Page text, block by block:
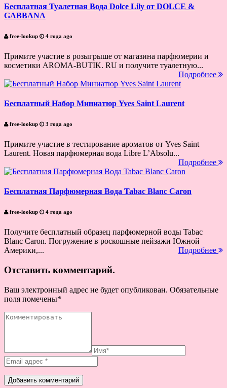
Бесплатная Туалетная Вода Dolce Lily от DOLCE &
GABBANA
free-lookup 4 года ago
Примите участие в розыгрыше от магазина парфюмерии и
косметики AROMA-BUTIK. RU и получите туалетную...
Подробнее
Бесплатный Набор Миниатюр Yves Saint Laurent
free-lookup 3 года ago
Примите участие в тестирование ароматов от Yves Saint
Laurent. Новая парфюмерная вода Libre L’Absolu...
Подробнее
Бесплатная Парфюмерная Вода Tabac Blanc Caron
free-lookup 4 года ago
Получите бесплатный образец парфюмерной воды Tabac
Blanc Caron. Погружение в роскошные пейзажи Южной
Америки,...
Подробнее
Отставить комментарий.
Ваш электронный адрес не будет опубликован. Обязательные
поля помечены*